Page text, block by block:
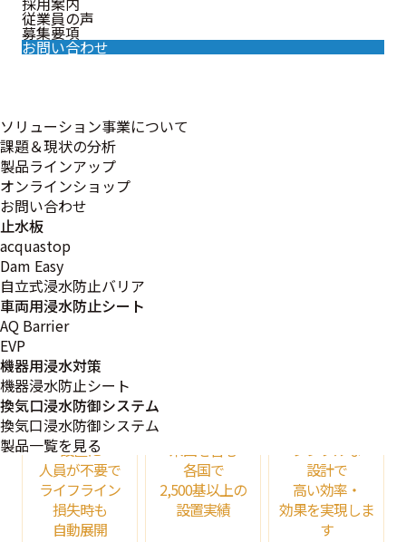
従業員の声
募集要項
お問い合わせ
ソリューション事業について
課題＆現状の分析
製品ラインアップ
オンラインショップ
お問い合わせ
止水板
acquastop
Dam Easy
自立式浸水防止バリア
車両用浸水防止シート
AQ Barrier
EVP
機器用浸水対策
機器浸水防止シート
換気口浸水防御システム
換気口浸水防御システム
製品一覧を見る
防止バリア
浸水
防護
広いエリアを
カバーでき
水害から
守ります
手間
不要
設置に
人員が不要で
ライフライン
損失時も
自動展開
米国を含む
各国で
2,500基以上の
設置実績
シンプルな
設計で
高い効率・
効果を実現しま
す